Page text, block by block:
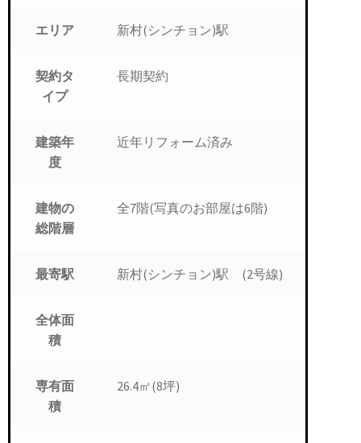
エリア 新村(シンチョン)駅
契約タ
イプ
長期契約
建築年
度
近年リフォーム済み
建物の
総階層
全7階(写真のお部屋は6階)
最寄駅 新村(シンチョン)駅 (2号線)
全体面
積
専有面
積
26.4㎡(8坪)